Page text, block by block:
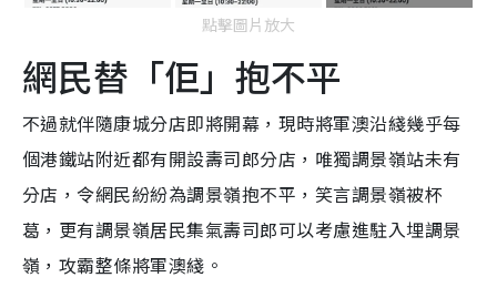
點擊圖片放大
網民替「佢」抱不平
不過就伴隨康城分店即將開幕，現時將軍澳沿綫幾乎每
個港鐵站附近都有開設壽司郎分店，唯獨調景嶺站未有
分店，令網民紛紛為調景嶺抱不平，笑言調景嶺被杯
葛，更有調景嶺居民集氣壽司郎可以考慮進駐入埋調景
嶺，攻霸整條將軍澳綫。